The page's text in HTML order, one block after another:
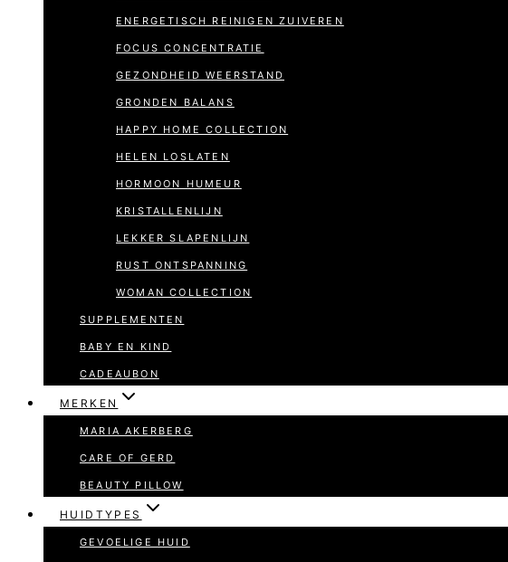
ENERGETISCH REINIGEN ZUIVEREN
FOCUS CONCENTRATIE
GEZONDHEID WEERSTAND
GRONDEN BALANS
HAPPY HOME COLLECTION
HELEN LOSLATEN
HORMOON HUMEUR
KRISTALLENLIJN
LEKKER SLAPENLIJN
RUST ONTSPANNING
WOMAN COLLECTION
SUPPLEMENTEN
BABY EN KIND
CADEAUBON
MERKEN
MARIA AKERBERG
CARE OF GERD
BEAUTY PILLOW
HUIDTYPES
GEVOELIGE HUID